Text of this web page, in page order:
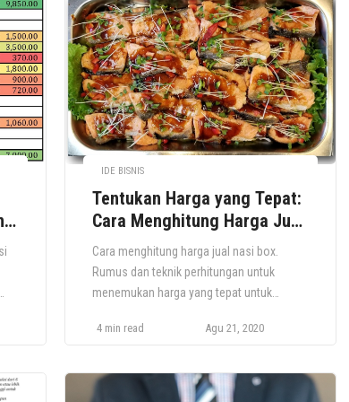
Hal pertama yang harus Anda pahami
adalah bahwa Anda harus memiliki bisnis
yang benar-benar diminati investor. Kedua,
[…]
IDE BISNIS
Tentukan Harga yang Tepat:
Cara Menghitung Harga Jual
Nasi Box untuk Event
Cara menghitung harga jual nasi box.
Rumus dan teknik perhitungan untuk
menemukan harga yang tepat untuk
sosial masyarakat akan segera tiba, mulai
dilembaga kampus akan segera datang.
Setelah beberapa bulan vakum, Anda perlu
4 min read Agu 21, 2020